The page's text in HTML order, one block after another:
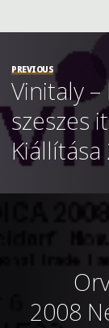
PREVIOUS
Vinitaly
szeszes
Kiállítása
2008